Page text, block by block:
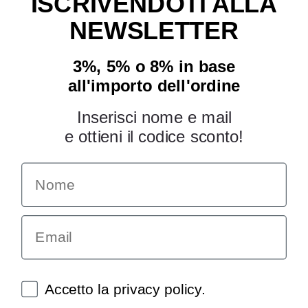
INFORMAZIONI
Chi siamo
Condizioni generali
Garanzia
Richiesta assistenza tecnica
Pagamenti e spedizioni
NEWSLETTER
3%, 5% o 8% in base
all'importo dell'ordine
Inserisci nome e mail
e ottieni il codice sconto!
Name
Email
Spunte obbligatorie
Accetto la privacy policy.